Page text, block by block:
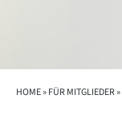
HOME »FÜR MITGLIEDER»